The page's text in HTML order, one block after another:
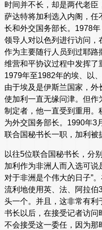
时间并不长，却是两代老
萨达特将加利选入内阁，
长和外交国务部长。1978
领导人对以色列进行访问，
作为主要随行人员到过耶
维营和平协议过程中发挥了
1979年至1982年的埃、以
由于埃及是伊斯兰国家，
使加利一直无缘问津。但作
制定者，他一直受到重用。
为外交国务部长。1990年3
联合国秘书长一职，加利被
以往5位联合国秘书长，分
加利作为非洲人而入选可说
对于非洲是个伟大的日子”
流利地使用英、法、阿拉伯
头一个。并且，这非常有
书长以后，在接受记者访
不会接受这一委任，因为那